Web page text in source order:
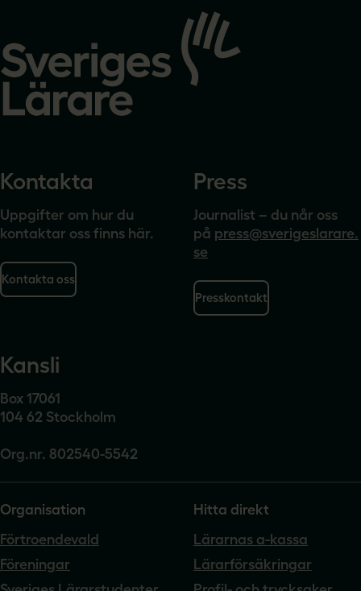
startsidan
Kontakta
Uppgifter om hur du
kontaktar oss finns här.
Kontakta oss
Press
Journalist – du når oss
på press@sverigeslarare.
se
Presskontakt
Kansli
Box 17061
104 62 Stockholm
Org.nr. 802540-5542
Organisation
Förtroendevald
Föreningar
Hitta direkt
Lärarnas a-kassa
Lärarförsäkringar